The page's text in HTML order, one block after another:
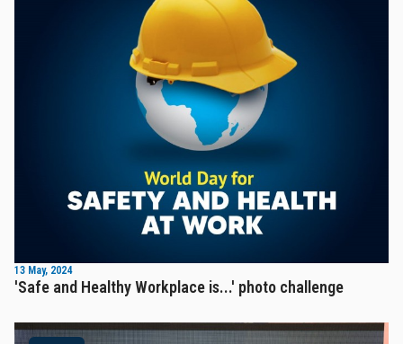
13 May, 2024
'Safe and Healthy Workplace is...' photo challenge